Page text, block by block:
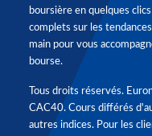
boursière en quelques
complets sur les
main pour vous
bourse.
Tous droits réservés.
CAC40. Cours différés
autres indices. Pour les